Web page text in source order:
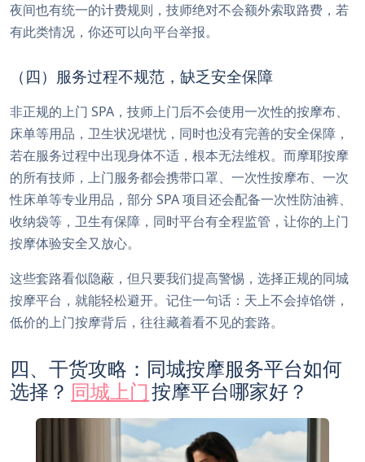
夜间也有统一的计费规则，技师绝对不会额外索取路费，若
有此类情况，你还可以向平台举报。
（四）服务过程不规范，缺乏安全保障
非正规的上门 SPA，技师上门后不会使用一次性的按摩布、
床单等用品，卫生状况堪忧，同时也没有完善的安全保障，
若在服务过程中出现身体不适，根本无法维权。而摩耶按摩
的所有技师，上门服务都会携带口罩、一次性按摩布、一次
性床单等专业用品，部分 SPA 项目还会配备一次性防油裤、
收纳袋等，卫生有保障，同时平台有全程监管，让你的上门
按摩体验安全又放心。
这些套路看似隐蔽，但只要我们提高警惕，选择正规的同城
按摩平台，就能轻松避开。记住一句话：天上不会掉馅饼，
低价的上门按摩背后，往往藏着看不见的套路。
四、干货攻略：同城按摩服务平台如何
选择？ 同城上门按摩平台哪家好？